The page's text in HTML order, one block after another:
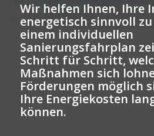
Wir helfen Ihnen, Ihre
energetisch sinnvoll
einem individuellen
Sanierungsfahrplan
Schritt für Schritt,
Maßnahmen sich
Förderungen möglich
Ihre Energiekosten
können.